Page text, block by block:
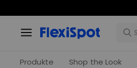
Produkte Shop the Look